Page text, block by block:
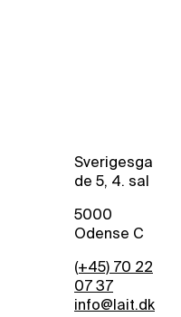
Sverigesga
de 5, 4. sal
5000
Odense C
(+45) 70 22
07 37
info@lait.dk